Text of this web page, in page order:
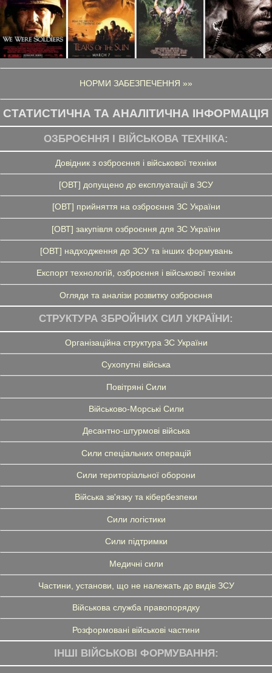
НОРМИ ЗАБЕЗПЕЧЕННЯ »»
СТАТИСТИЧНА ТА АНАЛІТИЧНА ІНФОРМАЦІЯ
ОЗБРОЄННЯ І ВІЙСЬКОВА ТЕХНІКА:
Довідник з озброєння і військової техніки
[ОВТ] допущено до експлуатації в ЗСУ
[ОВТ] прийняття на озброєння ЗС України
[ОВТ] закупівля озброєння для ЗС України
[ОВТ] надходження до ЗСУ та інших формувань
Експорт технологій, озброєння і військової техніки
Огляди та аналізи розвитку озброєння
СТРУКТУРА ЗБРОЙНИХ СИЛ УКРАЇНИ:
Організаційна структура ЗС України
Сухопутні війська
Повітряні Сили
Військово-Морські Сили
Десантно-штурмові війська
Сили спеціальних операцій
Сили територіальної оборони
Війська зв'язку та кібербезпеки
Сили логістики
Сили підтримки
Медичні сили
Частини, установи, що не належать до видів ЗСУ
Військова служба правопорядку
Розформовані військові частини
ІНШІ ВІЙСЬКОВІ ФОРМУВАННЯ: